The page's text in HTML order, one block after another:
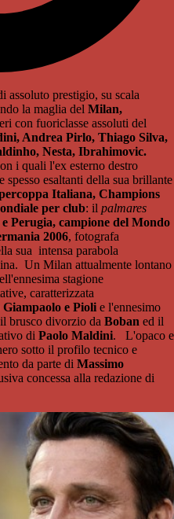
assoluto prestigio, su scala
la maglia del Milan,
con fuoriclasse assoluti del
Andrea Pirlo, Thiago Silva,
Nesta, Ibrahimovic.
i quali l'ex esterno destro
esaltanti della sua brillante
Italiana, Champions
per club: il palmares
Perugia, campione del Mondo
2006, fotografa
sua intensa parabola
Un Milan attualmente lontano
stagione
caratterizzata
Giampaolo e Pioli e l'ennesimo
brusco divorzio da Boban ed il
di Paolo Maldini. L'opaco e
sotto il profilo tecnico e
da parte di Massimo
concessa alla redazione di